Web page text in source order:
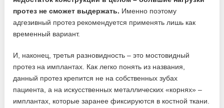
протез не сможет выдержать. Именно поэтому
адгезивный протез рекомендуется применять лишь как
временный вариант.
И, наконец, третья разновидность – это мостовидный
протез на имплантах. Как легко понять из названия,
данный протез крепится не на собственных зубах
пациента, а на искусственных металлических «корнях» –
имплантах, которые заранее фиксируются в костной ткани.